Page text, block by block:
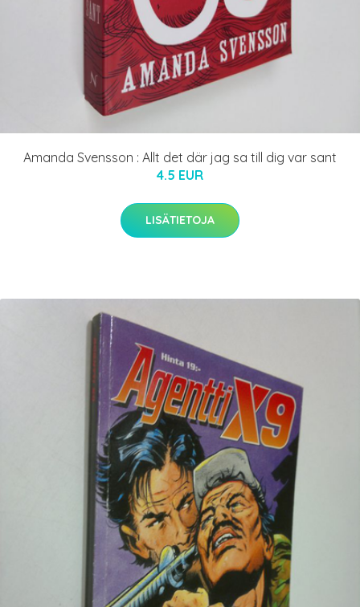
Amanda Svensson : Allt det där jag sa till dig var sant
4.5 EUR
LISÄTIETOJA